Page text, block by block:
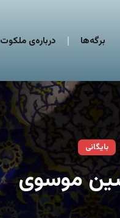
برگه‌ها درباره‌ی ملکوت
بایگانی
موسوی